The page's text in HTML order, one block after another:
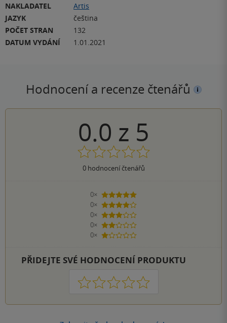
NAKLADATEL
Artis
JAZYK
čeština
POČET STRAN
132
DATUM VYDÁNÍ
1.01.2021
Hodnocení a recenze čtenářů
0.0 z 5
0hodnocení čtenářů
0×
5 hvězdiček
0×
4 hvězdičky
0×
3 hvězdičky
0×
2 hvězdičky
0×
1 hvezdička
PŘIDEJTE SVÉ HODNOCENÍ PRODUKTU
1 2 3 4 5